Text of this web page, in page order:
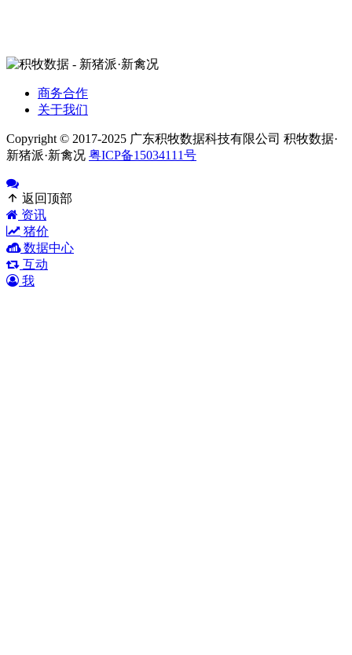
商务合作
关于我们
Copyright © 2017-2025 广东积牧数据科技有限公司 积牧数据·
新猪派·新禽况 粤ICP备15034111号
返回顶部
资讯
猪价
数据中心
互动
我